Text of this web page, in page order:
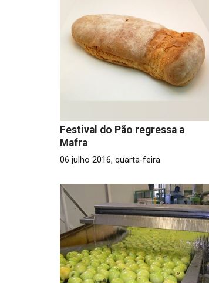
Festival do Pão regressa a
Mafra
06 julho 2016, quarta-feira